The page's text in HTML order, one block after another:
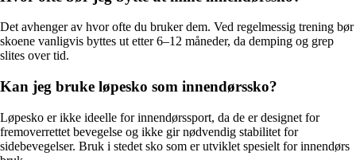
Det avhenger av hvor ofte du bruker dem. Ved regelmessig trening bør
skoene vanligvis byttes ut etter 6–12 måneder, da demping og grep
slites over tid.
Kan jeg bruke løpesko som innendørssko?
Løpesko er ikke ideelle for innendørssport, da de er designet for
fremoverrettet bevegelse og ikke gir nødvendig stabilitet for
sidebevegelser. Bruk i stedet sko som er utviklet spesielt for innendørs